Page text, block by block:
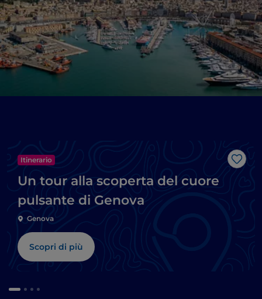
Like
Itinerario
Un tour alla scoperta del cuore
pulsante di Genova
Genova
Scopri di più